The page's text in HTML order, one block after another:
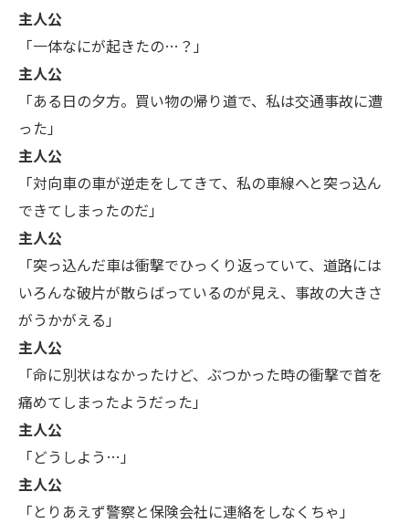
主人公
「一体なにが起きたの…？」
主人公
「ある日の夕方。買い物の帰り道で、私は交通事故に遭
った」
主人公
「対向車の車が逆走をしてきて、私の車線へと突っ込ん
できてしまったのだ」
主人公
「突っ込んだ車は衝撃でひっくり返っていて、道路には
いろんな破片が散らばっているのが見え、事故の大きさ
がうかがえる」
主人公
「命に別状はなかったけど、ぶつかった時の衝撃で首を
痛めてしまったようだった」
主人公
「どうしよう…」
主人公
「とりあえず警察と保険会社に連絡をしなくちゃ」